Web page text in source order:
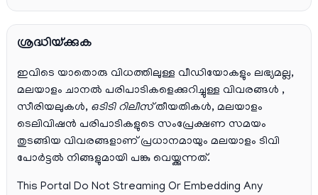
ശ്രദ്ധിയ്ക്കുക
ഇവിടെ യാതൊരു വിധത്തിലുള്ള വീഡിയോകളും ലഭ്യമല്ല,
മലയാളം ചാനല്‍ പരിപാടികളെക്കുറിച്ചുള്ള വിവരങ്ങള്‍ ,
സീരിയലുകള്‍, ഒടിടി റിലീസ്തീയതികള്‍, മലയാളം
ടെലിവിഷന്‍ പരിപാടികളുടെ സംപ്രേക്ഷണ സമയം
തുടങ്ങിയ വിവരങ്ങളാണ് പ്രധാനമായും മലയാളം ടിവി
പോര്‍ട്ടല്‍ നിങ്ങളുമായി പങ്കു വെയ്ക്കുന്നത്.
This Portal Do Not Streaming Or Embedding Any